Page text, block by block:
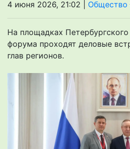
4 июня 2026, 21:02 | Общество
На площадках
форума проходят деловые
глав регионов.